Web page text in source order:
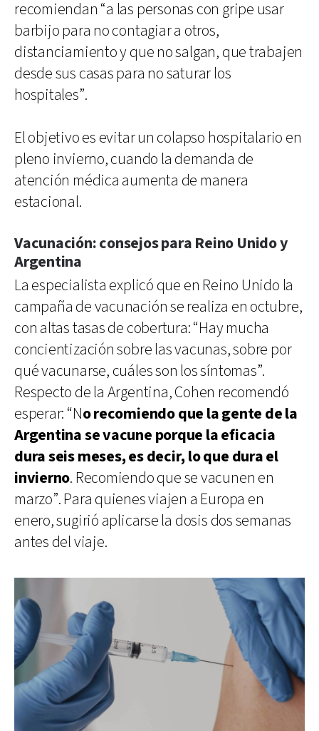
recomiendan “a las personas con gripe usar
barbijo para no contagiar a otros,
distanciamiento y que no salgan, que trabajen
desde sus casas para no saturar los
hospitales”.
El objetivo es evitar un colapso hospitalario en
pleno invierno, cuando la demanda de
atención médica aumenta de manera
estacional.
Vacunación: consejos para Reino Unido y
Argentina
La especialista explicó que en Reino Unido la
campaña de vacunación se realiza en octubre,
con altas tasas de cobertura: “Hay mucha
concientización sobre las vacunas, sobre por
qué vacunarse, cuáles son los síntomas”.
Respecto de la Argentina, Cohen recomendó
esperar: “No recomiendo que la gente de la
Argentina se vacune porque la eficacia
dura seis meses, es decir, lo que dura el
invierno. Recomiendo que se vacunen en
marzo”. Para quienes viajen a Europa en
enero, sugirió aplicarse la dosis dos semanas
antes del viaje.